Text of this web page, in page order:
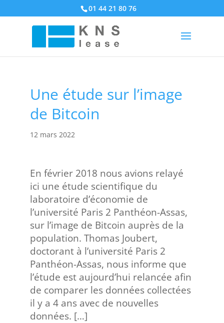
01 44 21 80 76
Une étude sur l’image
de Bitcoin
12 mars 2022
En février 2018 nous avions relayé
ici une étude scientifique du
laboratoire d’économie de
l’université Paris 2 Panthéon-Assas,
sur l’image de Bitcoin auprès de la
population. Thomas Joubert,
doctorant à l’université Paris 2
Panthéon-Assas, nous informe que
l’étude est aujourd’hui relancée afin
de comparer les données collectées
il y a 4 ans avec de nouvelles
données. […]